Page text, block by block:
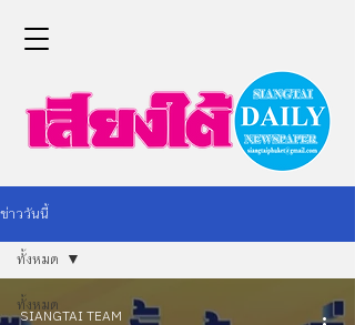
ข่าววันนี้
ทั้งหมด
ทั้งหมด
SIANGTAI TEAM